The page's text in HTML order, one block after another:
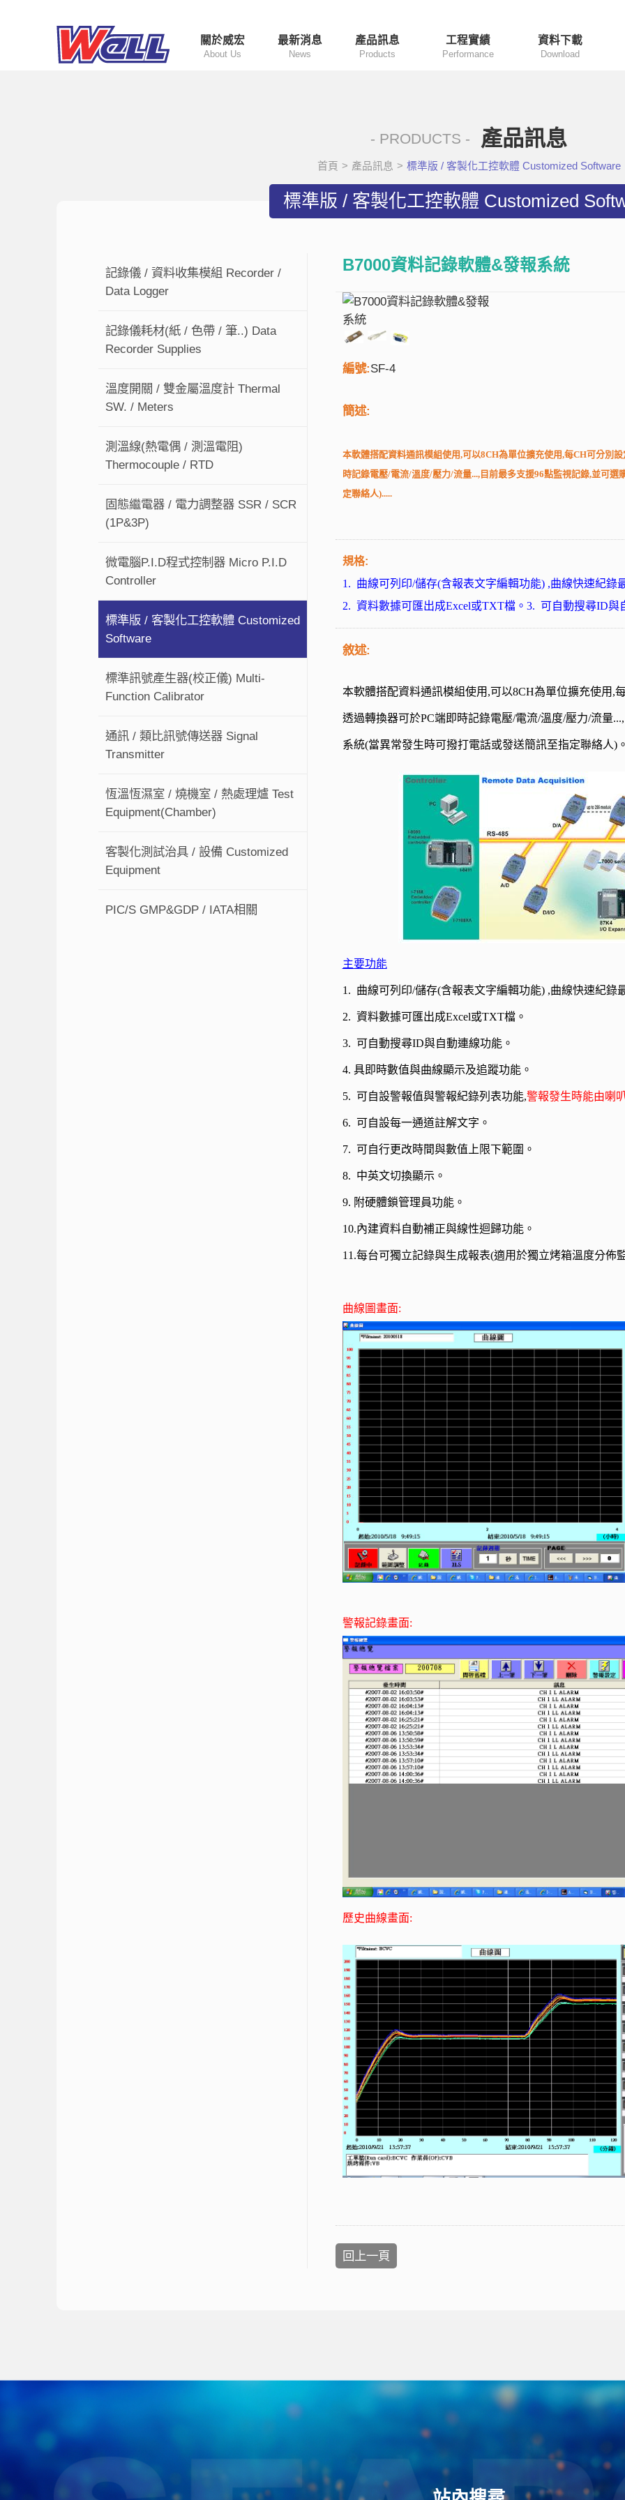
關於威宏
About Us
最新消息
News
產品訊息
Products
工程實績
Performance
資料下載
Download
- PRODUCTS - 產品訊息
首頁 > 產品訊息 > 標準版 / 客製化工控軟體 Customized Software
標準版 / 客製化工控軟體 Customized
記錄儀 / 資料收集模組 Recorder /
Data Logger
記錄儀耗材(紙 / 色帶 / 筆..) Data
Recorder Supplies
溫度開關 / 雙金屬溫度計 Thermal
SW. / Meters
測溫線(熱電偶 / 測溫電阻)
Thermocouple / RTD
固態繼電器 / 電力調整器 SSR / SCR
(1P&3P)
微電腦P.I.D程式控制器 Micro P.I.D
Controller
標準版 / 客製化工控軟體 Customized
Software
標準訊號產生器(校正儀) Multi-
Function Calibrator
通訊 / 類比訊號傳送器 Signal
Transmitter
恆溫恆濕室 / 燒機室 / 熱處理爐 Test
Equipment(Chamber)
客製化測試治具 / 設備 Customized
Equipment
PIC/S GMP&GDP / IATA相關
B7000資料記錄軟體&發報系統
編號:SF-4
簡述:
本軟體搭配資料通訊模組使用,可以8CH為單位擴充使用,每CH可分別
時記錄電壓/電流/溫度/壓力/流量...,目前最多支援96點監視記錄,並可
定聯絡人).....
規格:
1. 曲線可列印/儲存(含報表文字編輯功能) ,曲線快速紀錄
2. 資料數據可匯出成Excel或TXT檔。 3. 可自動搜尋ID與
敘述:
本軟體搭配資料通訊模組使用,可以8CH為單位擴充使用,
透過轉換器可於PC端即時記錄電壓/電流/溫度/壓力/流量
系統(當異常發生時可撥打電話或發送簡訊至指定聯絡人)
主要功能
1. 曲線可列印/儲存(含報表文字編輯功能) ,曲線快速紀錄
2. 資料數據可匯出成Excel或TXT檔。
3. 可自動搜尋ID與自動連線功能。
4. 具即時數值與曲線顯示及追蹤功能。
5. 可自設警報值與警報紀錄列表功能,警報發生時能由喇
6. 可自設每一通道註解文字。
7. 可自行更改時間與數值上限下範圍。
8. 中英文切換顯示。
9. 附硬體鎖管理員功能。
10.內建資料自動補正與線性迴歸功能。
11.每台可獨立記錄與生成報表(適用於獨立烤箱溫度分佈
曲線圖畫面:
警報記錄畫面:
歷史曲線畫面:
回上一頁